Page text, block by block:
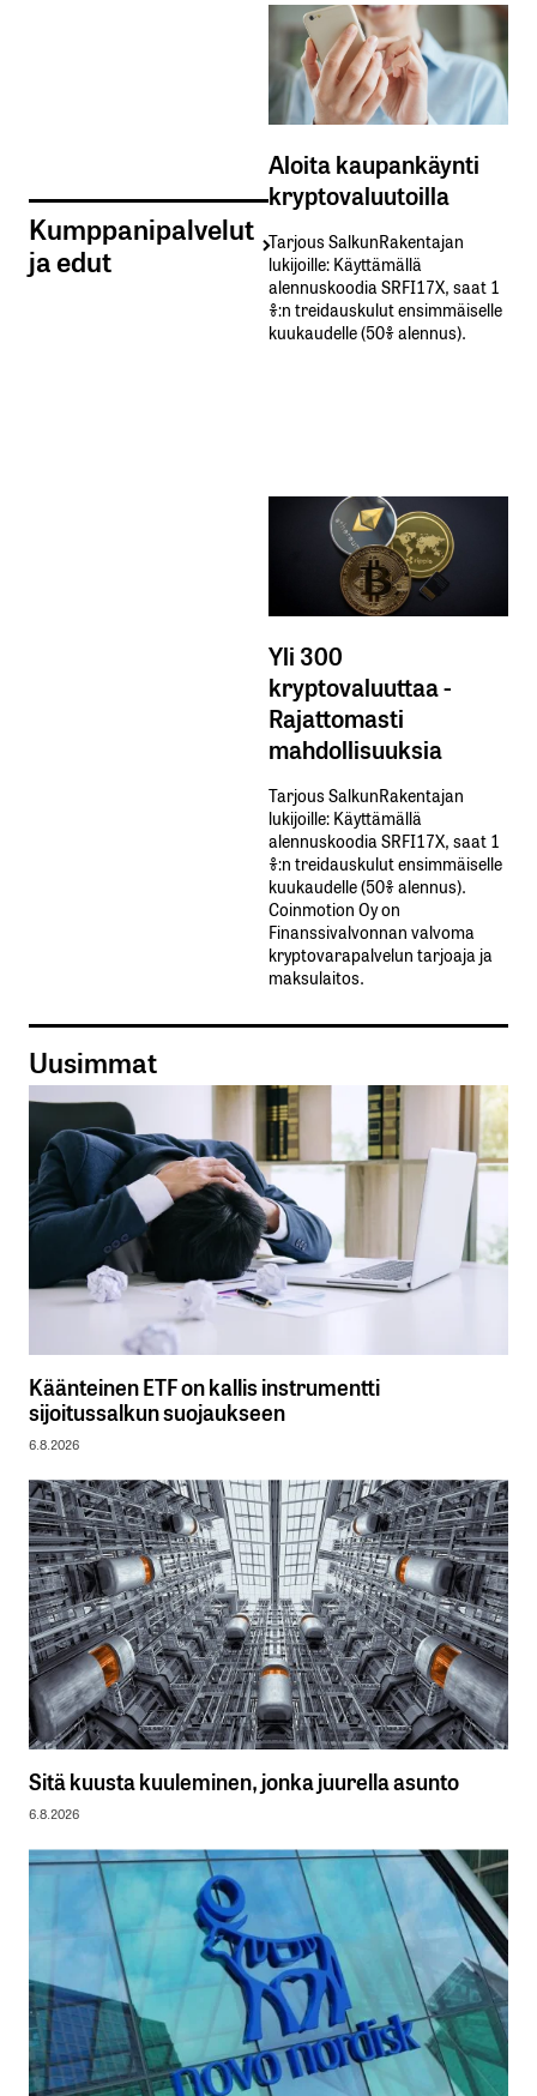
Kumppanipalvelut
ja edut
Aloita kaupankäynti
kryptovaluutoilla
Tarjous SalkunRakentajan
lukijoille: Käyttämällä​ ​
alennuskoodia​ ​SRFI17X,​ ​saat​ ​1
%:n treidauskulut​ ​ensimmäiselle​ ​
kuukaudelle​ ​(50%​ ​alennus).
Yli 300
kryptovaluuttaa -
Rajattomasti
mahdollisuuksia
Tarjous SalkunRakentajan
lukijoille: Käyttämällä​ ​
alennuskoodia​ ​SRFI17X,​ ​saat​ ​1
%:n treidauskulut​ ​ensimmäiselle​ ​
kuukaudelle​ ​(50%​ ​alennus).
Coinmotion Oy on
Finanssivalvonnan valvoma
kryptovarapalvelun tarjoaja ja
maksulaitos.
Uusimmat
Käänteinen ETF on kallis instrumentti
sijoitussalkun suojaukseen
6.8.2026
Sitä kuusta kuuleminen, jonka juurella asunto
6.8.2026